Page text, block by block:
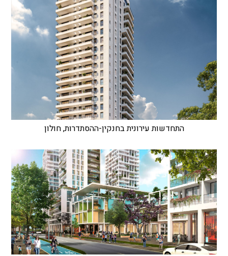
התחדשות עירונית בחנקין-ההסתדרות, חולון